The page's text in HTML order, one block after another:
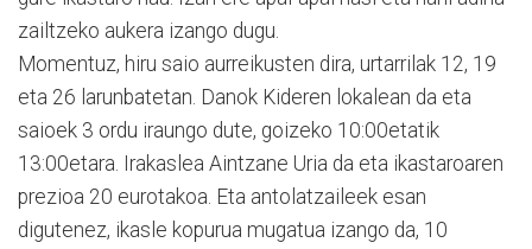
zailtzeko aukera izango dugu.
Momentuz, hiru saio aurreikusten dira, urtarrilak 12, 19
eta 26 larunbatetan. Danok Kideren lokalean da eta
saioek 3 ordu iraungo dute, goizeko 10:00etatik
13:00etara. Irakaslea Aintzane Uria da eta ikastaroaren
prezioa 20 eurotakoa. Eta antolatzaileek esan
digutenez, ikasle kopurua mugatua izango da, 10